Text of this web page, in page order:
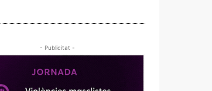
- Publicitat -